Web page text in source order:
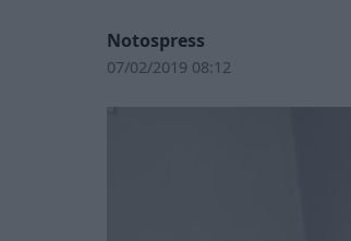
Notospress
07/02/2019 08:12